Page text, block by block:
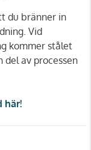
du bränner in
Vid
kommer stålet
av processen
här!